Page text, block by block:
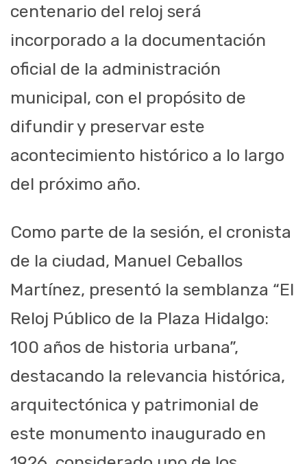
centenario del reloj será
incorporado a la documentación
oficial de la administración
municipal, con el propósito de
difundir y preservar este
acontecimiento histórico a lo largo
del próximo año.
Como parte de la sesión, el cronista
de la ciudad, Manuel Ceballos
Martínez, presentó la semblanza “El
Reloj Público de la Plaza Hidalgo:
100 años de historia urbana”,
destacando la relevancia histórica,
arquitectónica y patrimonial de
este monumento inaugurado en